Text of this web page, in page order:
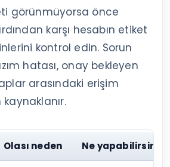
görünmüyorsa önce
karşı hesabın etiket
kontrol edin. Sorun
hatası, onay bekleyen
arasındaki erişim
kaynaklanır.
Olası neden Ne yapabilirsiniz?